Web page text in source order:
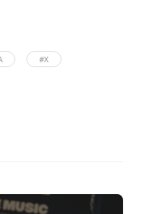
#X